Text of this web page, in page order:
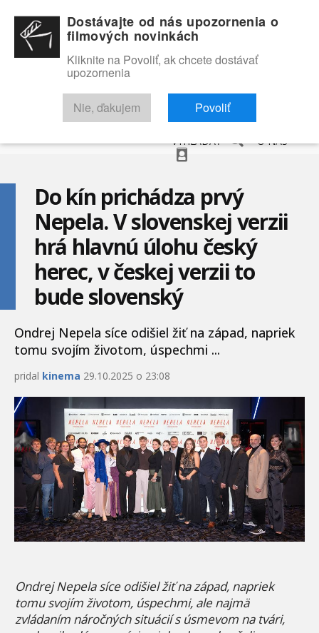
RECENZIE TRAILERY FILMOVÁ DATABÁZA
VYHĽADAŤ O NÁS
Do kín prichádza prvý
Nepela. V slovenskej verzii
hrá hlavnú úlohu český
herec, v českej verzii to
bude slovenský
Ondrej Nepela síce odišiel žiť na západ, napriek
tomu svojím životom, úspechmi ...
pridal kinema 29.10.2025 o 23:08
Ondrej Nepela síce odišielžiť na západ, napriek
tomu svojím životom, úspechmi, ale najmä
zvládaním náročných situácií s úsmevom na tvári,
Dostávajte od nás upozornenia o
filmových novinkách
Kliknite na Povoliť, ak chcete dostávať
upozornenia
Nie, ďakujem Povoliť